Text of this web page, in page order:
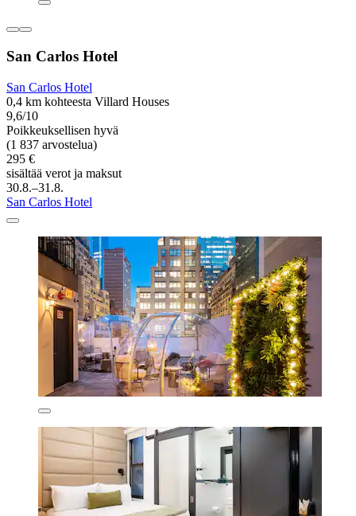
San Carlos Hotel
San Carlos Hotel
0,4 km kohteesta Villard Houses
9,6/10
Poikkeuksellisen hyvä
(1 837 arvostelua)
295 €
sisältää verot ja maksut
30.8.–31.8.
San Carlos Hotel